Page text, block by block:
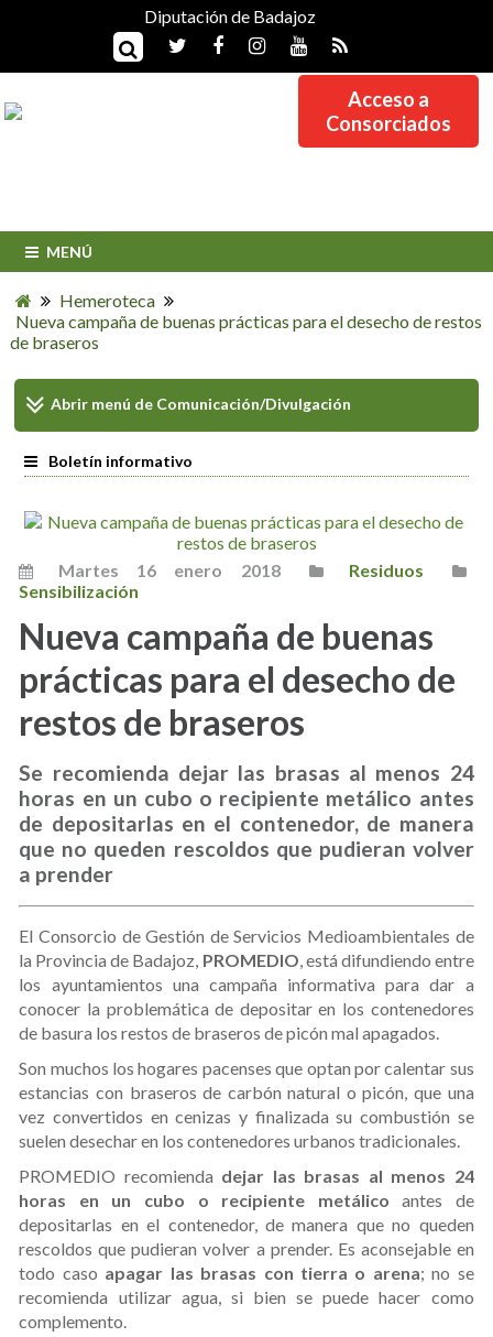
Diputación de Badajoz
Acceso a
Consorciados
MENÚ
Hemeroteca
Nueva campaña de buenas prácticas para el desecho de restos
de braseros
Martes 16 enero 2018
Residuos
Sensibilización
Nueva campaña de buenas
prácticas para el desecho de
restos de braseros
Se recomienda dejar las brasas al menos 24
horas en un cubo o recipiente metálico antes
de depositarlas en el contenedor, de manera
que no queden rescoldos que pudieran volver
a prender
El Consorcio de Gestión de Servicios Medioambientales de
la Provincia de Badajoz, PROMEDIO , está difundiendo entre
los ayuntamientos una campaña informativa para dar a
conocer la problemática de depositar en los contenedores
de basura los restos de braseros de picón mal apagados.
Son muchos los hogares pacenses que optan por calentar sus
estancias con braseros de carbón natural o picón, que una
vez convertidos en cenizas y finalizada su combustión se
suelen desechar en los contenedores urbanos tradicionales.
PROMEDIO recomienda dejar las brasas al menos 24
horas en un cubo o recipiente metálico antes de
depositarlas en el contenedor, de manera que no queden
rescoldos que pudieran volver a prender. Es aconsejable en
todo caso apagar las brasas con tierra o arena; no se
recomienda utilizar agua, si bien se puede hacer como
complemento.
Abrir menú de Comunicación/Divulgación
Boletín informativo